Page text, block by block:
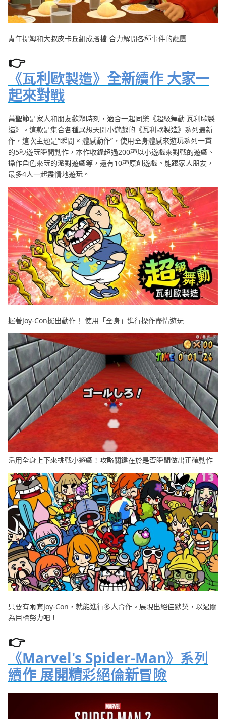
青年提姆和大叔皮卡丘組成搭檔 合力解開各種事件的謎團
👉
《瓦利歐製造》全新續作 大家一
起來對戰
萬聖節是家人和朋友歡聚時刻，適合一起同樂《超級舞動 瓦利歐製
造》。這款是集合各種異想天開小遊戲的《瓦利歐製造》系列最新
作，這次主題是“瞬間 × 體感動作”，使用全身體感來遊玩系列一貫
的5秒遊玩瞬間動作，本作收錄超過200種以小遊戲來對戰的遊戲、
操作角色來玩的派對遊戲等，還有10種原創遊戲。能跟家人朋友，
最多4人一起盡情地遊玩。
握著Joy-Con擺出動作！ 使用「全身」進行操作盡情遊玩
活用全身上下來挑戰小遊戲！攻略關鍵在於是否瞬間做出正確動作
只要有兩套Joy-Con，就能進行多人合作。展現出絕佳默契，以過關
為目標努力吧！
👉
《Marvel's Spider-Man》系列
續作 展開精彩絕倫新冒險